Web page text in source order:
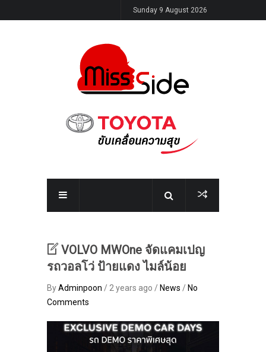
Sunday 9 August 2026
VOLVO MWOne จัดแคมเปญ
รถวอลโว่ ป้ายแดง ไมล์น้อย
ByAdminpoon / 2 years ago / News / No
Comments